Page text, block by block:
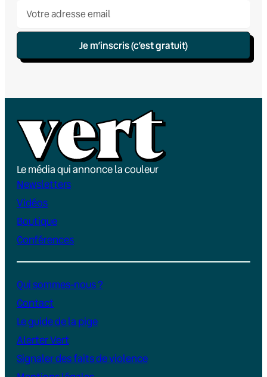
Je m’inscris (c’est gratuit)
Le média qui annonce la couleur
Newsletters
Vidéos
Boutique
Conférences
Qui sommes-nous ?
Contact
Le guide de la pige
Alerter Vert
Signaler des faits de violence